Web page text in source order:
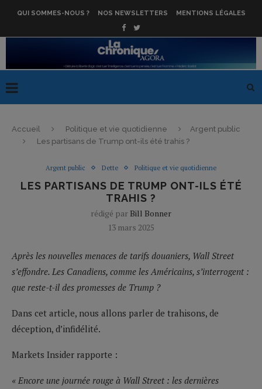
QUI SOMMES-NOUS ? NOS NEWSLETTERS MENTIONS LÉGALES
Accueil Politique et vie quotidienne
Argent public
Les partisans de Trump ont-ils été trahis ?
Argent public Dette Politique et vie quotidienne
LES PARTISANS DE TRUMP ONT-ILS ÉTÉ
TRAHIS ?
rédigé par Bill Bonner
13 mars 2025
Après les nouvelles menaces de tarifs douaniers, Wall Street
s’effondre. Les Canadiens, comme les Américains, s’interrogent :
que reste-t-il des promesses de Trump ?
Dans cet article, nous allons parler de trahisons, de
déception, d’infidélité.
Markets Insider rapporte :
« Encore une journée rouge à Wall Street : les dernières